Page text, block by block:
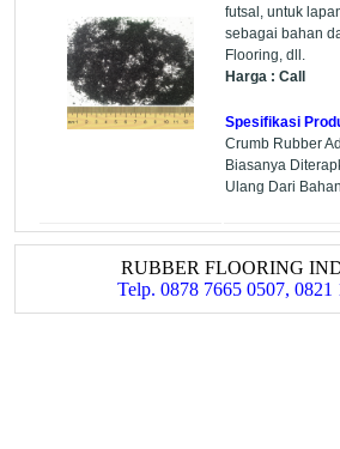
futsal, untuk
sebagai bahan
Flooring, dll.
Harga : Call
Spesifikasi
Crumb Rubber
Biasanya
Ulang Dari
RUBBER FLOORING
Telp. 0878 7665 0507, 0821